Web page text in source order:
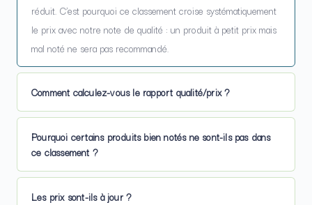
réduit. C’est pourquoi ce classement croise systématiquement
le prix avec notre note de qualité : un produit à petit prix mais
mal noté ne sera pas recommandé.
Comment calculez-vous le rapport qualité/prix ?
Pourquoi certains produits bien notés ne sont-ils pas dans
ce classement ?
Les prix sont-ils à jour ?